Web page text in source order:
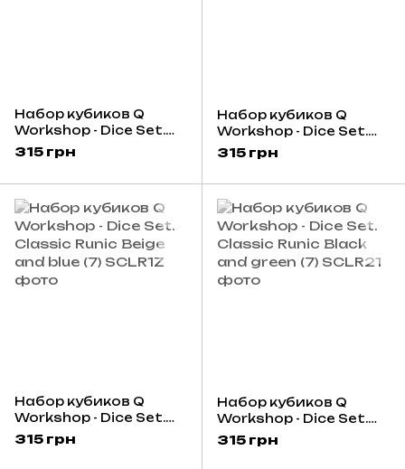
Набор кубиков Q
Workshop - Dice Set.
Classic RPG
Translucent and blue-
315 грн
Набор кубиков Q
Workshop - Dice Set.
Classic RPG White and
315 грн
Набор кубиков Q
Workshop - Dice Set.
Classic Runic Beige
and blue (7)
315 грн
Набор кубиков Q
Workshop - Dice Set.
Classic Runic Black and
green (7)
315 грн